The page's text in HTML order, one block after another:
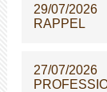
29/07/2026
RAPPEL
27/07/2026